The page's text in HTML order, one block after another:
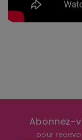
Abonnez-
pour